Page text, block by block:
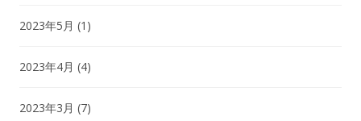
2023年5月 (1)
2023年4月 (4)
2023年3月 (7)